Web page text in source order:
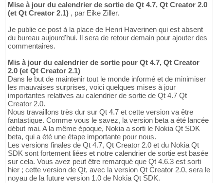
Mise à jour du calendrier de sortie de Qt 4.7, Qt Creator 2.0
(et Qt Creator 2.1) , par Eike Ziller.
Je publie ce post à la place de Henri Haverinen qui est absent
du bureau aujourd'hui. Il sera de retour demain pour ajouter des
commentaires.
Mis à jour du calendrier de sortie pour Qt 4.7, Qt Creator
2.0 (et Qt Creator 2.1)
Dans le but de maintenir tout le monde informé et de minimiser
les mauvaises surprises, voici quelques mises à jour
importantes relatives au calendrier de sortie de Qt 4.7 Qt
Creator 2.0.
Nous travaillons très dur sur Qt 4.7 et cette version va être
fantastique. Comme vous le savez, la version beta a été lancée
début mai. A la même époque, Nokia a sorti le Nokia Qt SDK
beta, qui a été une étape importante pour nous.
Les versions finales de Qt 4.7, Qt Creator 2.0 et du Nokia Qt
SDK sont fortement liées et notre calendrier de sortie est basée
sur cela. Vous avez peut être remarqué que Qt 4.6.3 est sorti
hier ; cette version de Qt, avec la version Qt Creator 2.0, sera le
noyau de la future version 1.0 de Nokia Qt SDK.